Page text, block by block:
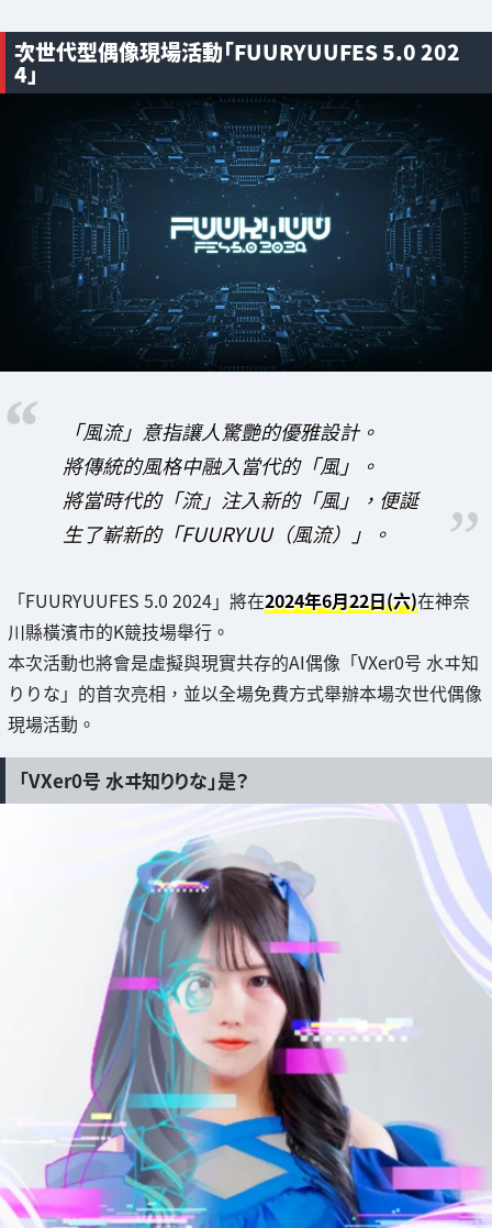
次世代型偶像現場活動「FUURYUUFES 5.0 202
4」
「風流」意指讓人驚艷的優雅設計。
將傳統的風格中融入當代的「風」。
將當時代的「流」注入新的「風」，便誕
生了嶄新的「FUURYUU（風流）」。
「FUURYUUFES 5.0 2024」將在2024年6月22日(六)在神奈
川縣橫濱市的K競技場舉行。
本次活動也將會是虛擬與現實共存的AI偶像「VXer0号 水ヰ知
りりな」的首次亮相，並以全場免費方式舉辦本場次世代偶像
現場活動。
「VXer0号 水ヰ知りりな」是？